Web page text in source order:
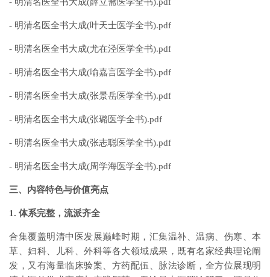
- 明清名医全书大成(叶天士医学全书).pdf
- 明清名医全书大成(尤在泾医学全书).pdf
- 明清名医全书大成(喻嘉言医学全书).pdf
- 明清名医全书大成(张景岳医学全书).pdf
- 明清名医全书大成(张璐医学全书).pdf
- 明清名医全书大成(张志聪医学全书).pdf
- 明清名医全书大成(周学海医学全书).pdf
三、内容特色与价值亮点
1. 体系完整，流派齐全
合集覆盖明清中医发展巅峰时期，汇集温补、温病、伤寒、本
草、妇科、儿科、外科等各大领域成果，既有名家经典理论阐
发，又有海量临床验案、方药配伍、脉法诊断，全方位展现明